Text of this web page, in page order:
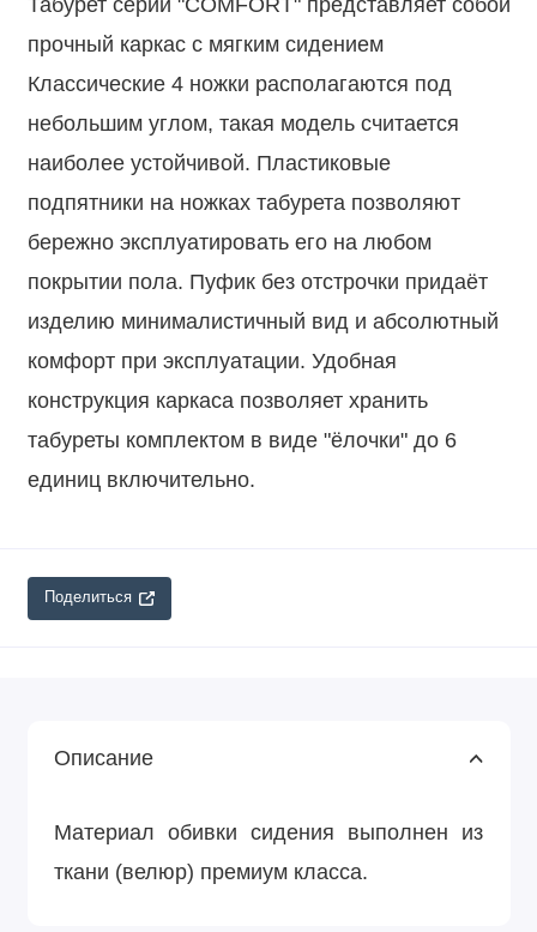
прочный каркас с мягким сидением
Классические 4 ножки располагаются под
небольшим углом, такая модель считается
наиболее устойчивой. Пластиковые
подпятники на ножках табурета позволяют
бережно эксплуатировать его на любом
покрытии пола. Пуфик без отстрочки придаёт
изделию минималистичный вид и абсолютный
комфорт при эксплуатации. Удобная
конструкция каркаса позволяет хранить
табуреты комплектом в виде "ёлочки" до 6
единиц включительно.
Поделиться
Описание
Материал обивки сидения выполнен из
ткани (велюр) премиум класса.